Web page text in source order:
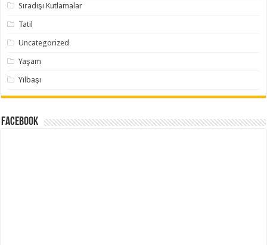
Sıradışı Kutlamalar
Tatil
Uncategorized
Yaşam
Yılbaşı
Facebook